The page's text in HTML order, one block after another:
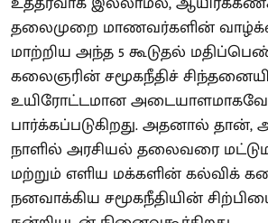
தலைமுறை மாணவர்களின்
மாற்றிய அந்த 5 கூடுதல்
கலைஞரின் சமூகநீதிச்
உயிரோட்டமான அடையாளமாகவே
பார்க்கப்படுகிறது. அதனால் தான்,
நாளில் அரசியல் தலைவரை
மற்றும் எளிய மக்களின் கல்விக்
நனவாக்கிய சமூகநீதியின்